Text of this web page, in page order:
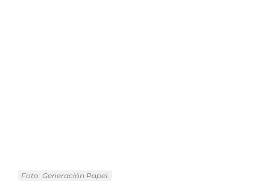
Foto: Generación Papel.